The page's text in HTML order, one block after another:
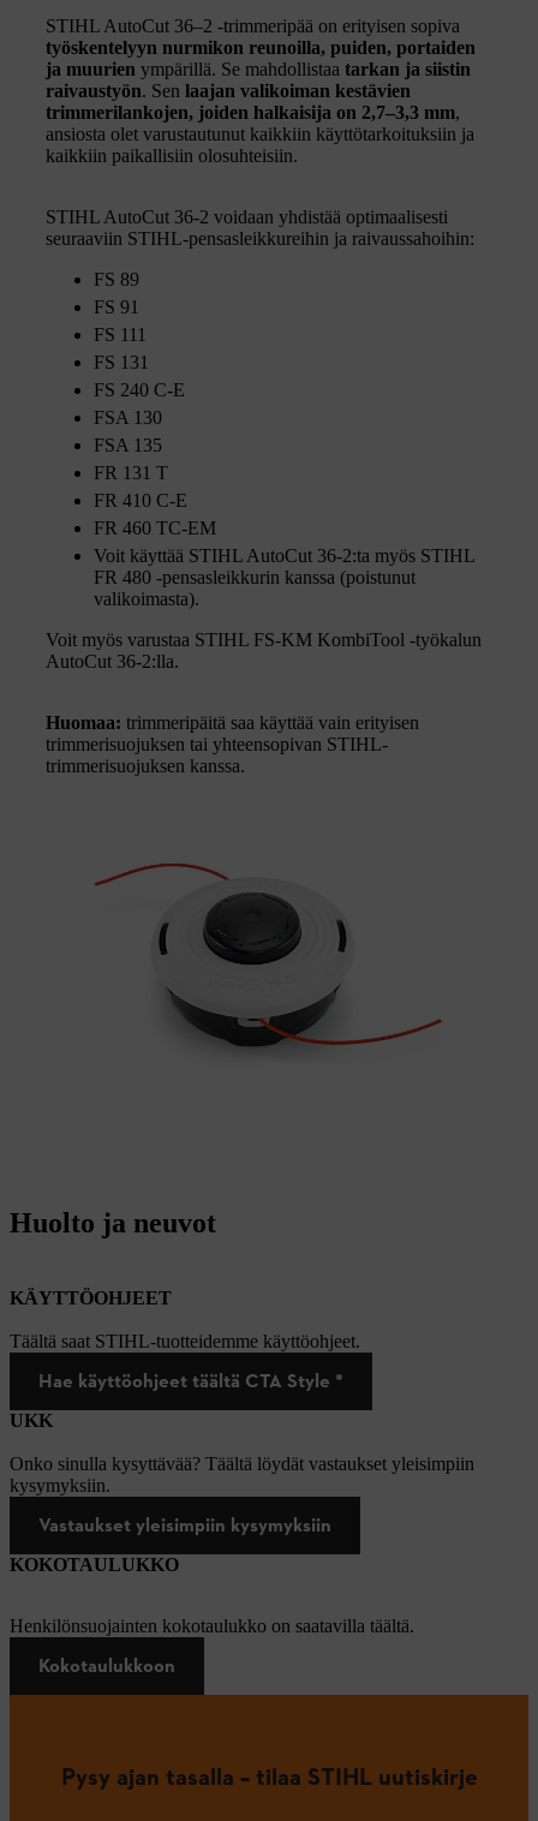
STIHL AutoCut 36–2 -trimmeripää on erityisen sopiva
työskentelyyn nurmikon reunoilla, puiden, portaiden
ja muurien ympärillä. Se mahdollistaa tarkan ja siistin
raivaustyön. Sen laajan valikoiman kestävien
trimmerilankojen, joiden halkaisija on 2,7–3,3 mm,
ansiosta olet varustautunut kaikkiin käyttötarkoituksiin ja
kaikkiin paikallisiin olosuhteisiin.
STIHL AutoCut 36-2 voidaan yhdistää optimaalisesti
seuraaviin STIHL-pensasleikkureihin ja raivaussahoihin:
FS 89
FS 91
FS 111
FS 131
FS 240 C-E
FSA 130
FSA 135
FR 131 T
FR 410 C-E
FR 460 TC-EM
Voit käyttää STIHL AutoCut 36-2:ta myös STIHL
FR 480 -pensasleikkurin kanssa (poistunut
valikoimasta).
Voit myös varustaa STIHL FS-KM KombiTool -työkalun
AutoCut 36-2:lla.
Huomaa: trimmeripäitä saa käyttää vain erityisen
trimmerisuojuksen tai yhteensopivan STIHL-
trimmerisuojuksen kanssa.
Huolto ja neuvot
KÄYTTÖOHJEET
Täältä saat STIHL-tuotteidemme käyttöohjeet.
Hae käyttöohjeet täältä CTA Style *
UKK
Onko sinulla kysyttävää? Täältä löydät vastaukset yleisimpiin
kysymyksiin.
Vastaukset yleisimpiin kysymyksiin
KOKOTAULUKKO
Henkilönsuojainten kokotaulukko on saatavilla täältä.
Kokotaulukkoon
Pysy ajan tasalla – tilaa STIHL uutiskirje